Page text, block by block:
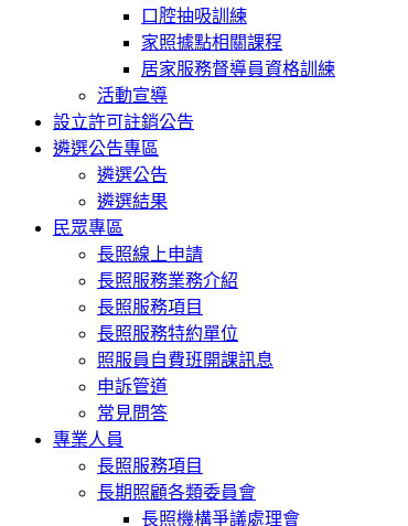
口腔抽吸訓練
家照據點相關課程
居家服務督導員資格訓練
活動宣導
設立許可註銷公告
遴選公告專區
遴選公告
遴選結果
民眾專區
長照線上申請
長照服務業務介紹
長照服務項目
長照服務特約單位
照服員自費班開課訊息
申訴管道
常見問答
專業人員
長照服務項目
長期照顧各類委員會
長照機構爭議處理會